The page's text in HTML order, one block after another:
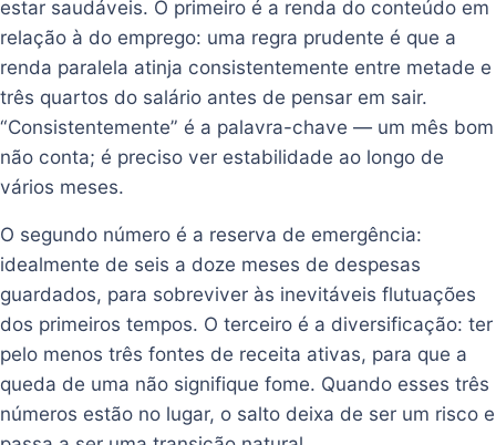
estar saudáveis. O primeiro é a renda do conteúdo em
relação à do emprego: uma regra prudente é que a
renda paralela atinja consistentemente entre metade e
três quartos do salário antes de pensar em sair.
“Consistentemente” é a palavra-chave — um mês bom
não conta; é preciso ver estabilidade ao longo de
vários meses.
O segundo número é a reserva de emergência:
idealmente de seis a doze meses de despesas
guardados, para sobreviver às inevitáveis flutuações
dos primeiros tempos. O terceiro é a diversificação: ter
pelo menos três fontes de receita ativas, para que a
queda de uma não signifique fome. Quando esses três
números estão no lugar, o salto deixa de ser um risco e